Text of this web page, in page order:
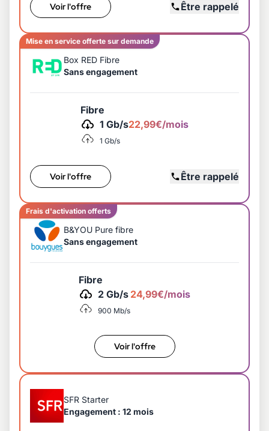
Voir l'offre Être rappelé
Mise en service offerte sur demande
Box RED Fibre
Sans engagement
Fibre
1 Gb/s
1 Gb/s
22,99€/mois
Voir l'offre Être rappelé
Frais d'activation offerts
B&YOU Pure fibre
Sans engagement
Fibre
2 Gb/s
900 Mb/s
24,99€/mois
Voir l'offre
SFR Starter
Engagement : 12 mois